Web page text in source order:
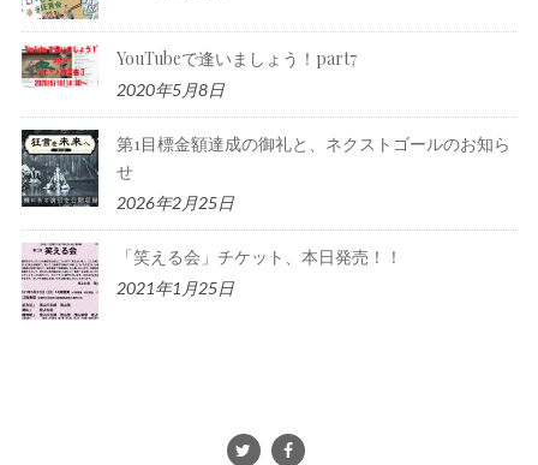
YouTubeで逢いましょう！part7
2020年5月8日
第1目標金額達成の御礼と、ネクストゴールのお知ら
せ
2026年2月25日
「笑える会」チケット、本日発売！！
2021年1月25日